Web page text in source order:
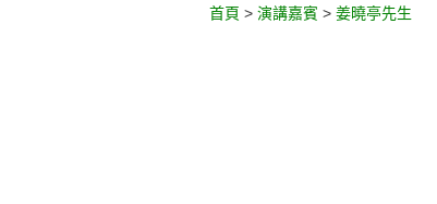
首頁 > 演講嘉賓 > 姜曉亭先生